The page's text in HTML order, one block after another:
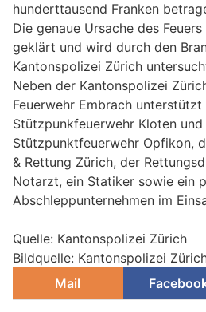
hunderttausend Franken
Die genaue Ursache des
geklärt und wird durch den
Kantonspolizei Zürich
Neben der Kantonspolizei
Feuerwehr Embrach
Stützpunkfeuerwehr Kloten
Stützpunktfeuerwehr Opfikon,
& Rettung Zürich, der
Notarzt, ein Statiker sowie ein
Abschleppunternehmen im
Quelle: Kantonspolizei Zürich
Bildquelle: Kantonspolizei
Mail